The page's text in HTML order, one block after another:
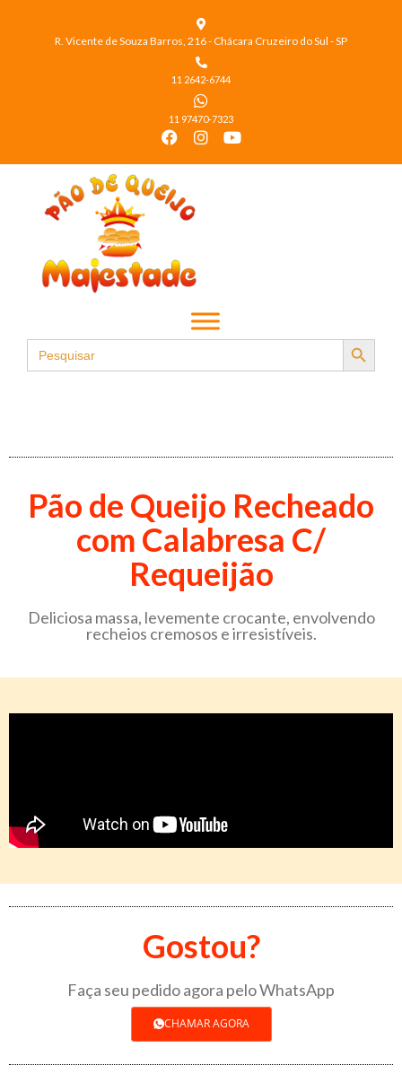
R. Vicente de Souza Barros, 216 - Chácara Cruzeiro do Sul - SP
11 2642-6744
11 97470-7323
Search
for:
Search Button
Pão de Queijo Recheado
com Calabresa C/
Requeijão
Deliciosa massa, levemente crocante, envolvendo
recheios cremosos e irresistíveis.
Gostou?
Faça seu pedido agora pelo WhatsApp
CHAMAR AGORA